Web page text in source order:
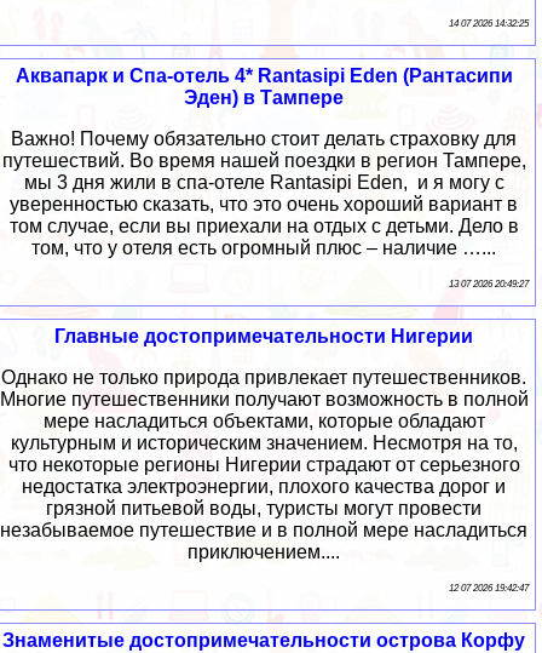
14 07 2026 14:32:25
Аквапарк и Спа-отель 4* Rantasipi Eden (Рантасипи
Эден) в Тампере
Важно! Почему обязательно стоит делать страховку для
путешествий. Во время нашей поездки в регион Тампере,
мы 3 дня жили в спа-отеле Rantasipi Eden, и я могу с
уверенностью сказать, что это очень хороший вариант в
том случае, если вы приехали на отдых с детьми. Дело в
том, что у отеля есть огромный плюс – наличие …...
13 07 2026 20:49:27
Главные достопримечательности Нигерии
Однако не только природа привлекает путешественников.
Многие путешественники получают возможность в полной
мере насладиться объектами, которые обладают
культурным и историческим значением. Несмотря на то,
что некоторые регионы Нигерии страдают от серьезного
недостатка электроэнергии, плохого качества дорог и
грязной питьевой воды, туристы могут провести
незабываемое путешествие и в полной мере насладиться
приключением....
12 07 2026 19:42:47
Знаменитые достопримечательности острова Корфу